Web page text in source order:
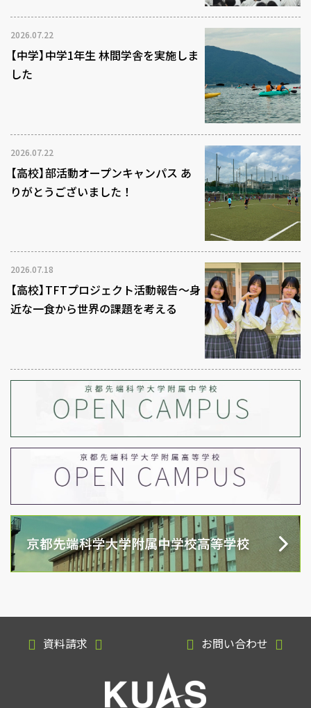
2026.07.22
【中学】中学1年生 林間学舎を実施しま
した
2026.07.22
【高校】部活動オープンキャンパス あ
りがとうございました！
2026.07.18
【高校】TFTプロジェクト活動報告～身
近な一食から世界の課題を考える
資料請求 お問い合わせ